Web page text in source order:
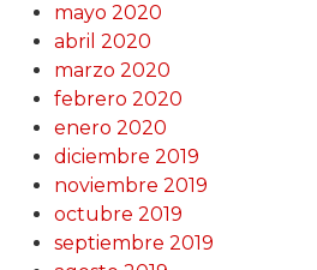
mayo 2020
abril 2020
marzo 2020
febrero 2020
enero 2020
diciembre 2019
noviembre 2019
octubre 2019
septiembre 2019